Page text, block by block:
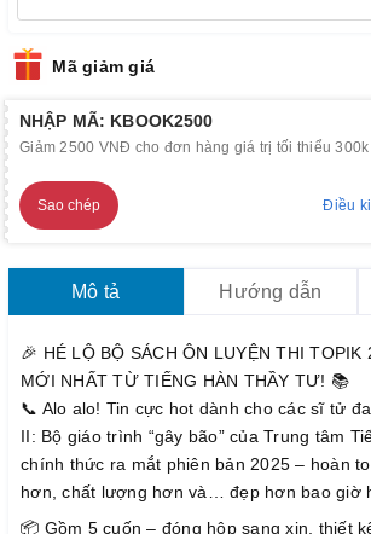
Mã giảm giá
NHẬP MÃ: KBOOK2500
Giảm 2500 VNĐ cho đơn hàng giá trị tối thiểu 300k
Sao chép Điều
Mô tả Hướng dẫn
🎉 HÉ LỘ BỘ SÁCH ÔN LUYỆN THI TOPIK
MỚI NHẤT TỪ TIẾNG HÀN THẦY TƯ! 📚
📞 Alo alo! Tin cực hot dành cho các sĩ tử
II: Bộ giáo trình “gây bão” của Trung tâm
chính thức ra mắt phiên bản 2025 – hoàn
hơn, chất lượng hơn và… đẹp hơn bao giờ
📦 Gồm 5 cuốn – đóng hộp sang xịn, thiết